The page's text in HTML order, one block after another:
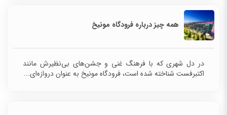
همه چیز درباره فرودگاه مونیخ
در دل شهری که با فرهنگ غنی و جشن‌های بی‌نظیرش مانند
اکتبرفست شناخته شده است، فرودگاه مونیخ به عنوان دروازه‌ای...